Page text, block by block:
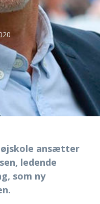
ansætter
ledende
som ny